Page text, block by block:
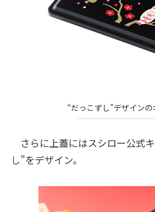
“だっこずし”デザイン
さらに上蓋にはスシロー公式
し”をデザイン。